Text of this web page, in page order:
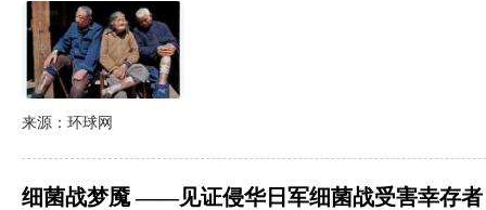
来源：环球网
细菌战梦魇 ——见证侵华日军细菌战受害幸存者